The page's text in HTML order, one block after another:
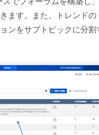
ます。また、トレンドの
ンをサブトピックに分